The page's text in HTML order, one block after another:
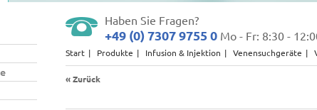
Haben Sie Fragen?
+49 (0) 7307 9755 0 Mo - Fr: 8:30 -
Start Produkte Infusion & Injektion Venensuchgeräte
« Zurück